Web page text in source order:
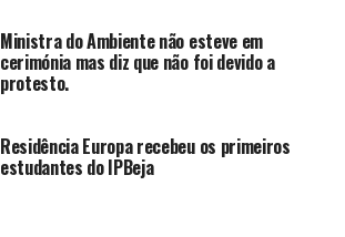
Ministra do Ambiente não esteve em
cerimónia mas diz que não foi devido a
protesto.
Residência Europa recebeu os primeiros
estudantes do IPBeja